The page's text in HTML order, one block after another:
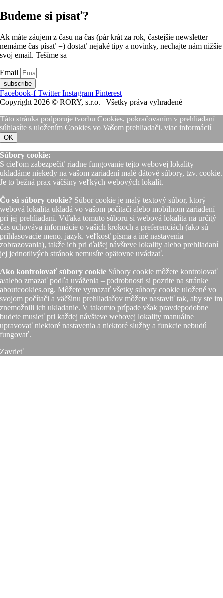
Budeme si písať?
Ak máte záujem z času na čas (pár krát za rok, častejšie newsletter
nemáme čas písať =) dostať nejaké tipy a novinky, nechajte nám nižšie
svoj email. Tešíme sa
Email
subscribe
Facebook-f Twitter Instagram Pinterest
Copyright 2026 © RORY, s.r.o. | Všetky práva vyhradené
Táto stránka podporuje tvorbu Cookies, pokračovaním v prehliadaní
súhlasíte s uložením Cookies vo Vašom prehliadači. viac informácií
OK
Súbory cookie:
S cieľom zabezpečiť riadne fungovanie tejto webovej lokality
ukladáme niekedy na vašom zariadení malé dátové súbory, tzv. cookie.
Je to bežná prax väčšiny veľkých webových lokalít.
Čo sú súbory cookie? Súbor cookie je malý textový súbor, ktorý
webová lokalita ukladá vo vašom počítači alebo mobilnom zariadení
pri jej prehliadaní. Vďaka tomuto súboru si webová lokalita na určitý
čas uchováva informácie o vašich krokoch a preferenciách (ako sú
prihlasovacie meno, jazyk, veľkosť písma a iné nastavenia
zobrazovania), takže ich pri ďalšej návšteve lokality alebo prehliadaní
jej jednotlivých stránok nemusíte opätovne uvádzať.
Ako kontrolovať súbory cookie Súbory cookie môžete kontrolovať
a/alebo zmazať podľa uváženia – podrobnosti si pozrite na stránke
aboutcookies.org. Môžete vymazať všetky súbory cookie uložené vo
svojom počítači a väčšinu prehliadačov môžete nastaviť tak, aby ste im
znemožnili ich ukladanie. V takomto prípade však pravdepodobne
budete musieť pri každej návšteve webovej lokality manuálne
upravovať niektoré nastavenia a niektoré služby a funkcie nebudú
fungovať.
Zavrieť